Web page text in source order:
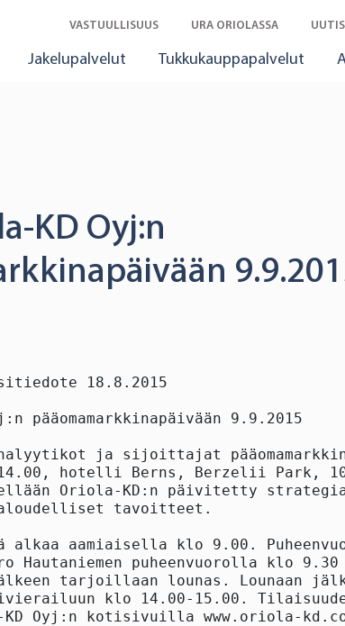
VASTUULLISUUS URA ORIOLASSA
Jakelupalvelut Tukkukauppapalvelut
KD Oyj:n
18.8.2015
pääomamarkkinapäivään 9.9.2015
ja sijoittajat
hotelli Berns, Berzelii Park,
Oriola-KD:n päivitetty
tavoitteet.
alkaa aamiaisella klo 9.00.
Hautaniemen puheenvuorolla klo
tarjoillaan lounas. Lounaan
klo 14.00-15.00.
Oyj:n kotisivuilla www.oriola-